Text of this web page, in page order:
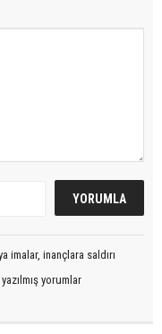
imalar, inançlara saldırı
yorumlar